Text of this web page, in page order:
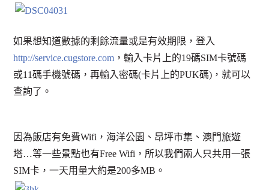
如果想知道數據的剩餘流量或是有效期限，登入
http://service.cugstore.com ，輸入卡片上的19碼SIM卡號碼
或11碼手機號碼，再輸入密碼(卡片上的PUK碼)，就可以
查詢了。
因為飯店有免費Wifi，海洋公園、昂坪市集、澳門旅遊
塔…等一些景點也有Free Wifi，所以我們兩人只共用一張
SIM卡，一天用量大約是200多MB。